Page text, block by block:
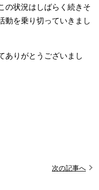
の状況はしばらく続きそ
動を乗り切っていきまし
ありがとうございまし
次の記事へ